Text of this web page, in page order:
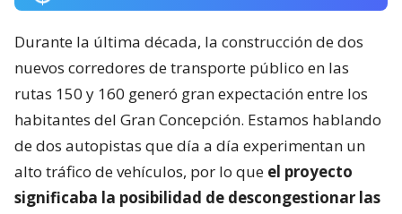
Durante la última década, la construcción de dos
nuevos corredores de transporte público en las
rutas 150 y 160 generó gran expectación entre los
habitantes del Gran Concepción. Estamos hablando
de dos autopistas que día a día experimentan un
alto tráfico de vehículos, por lo que el proyecto
significaba la posibilidad de descongestionar las